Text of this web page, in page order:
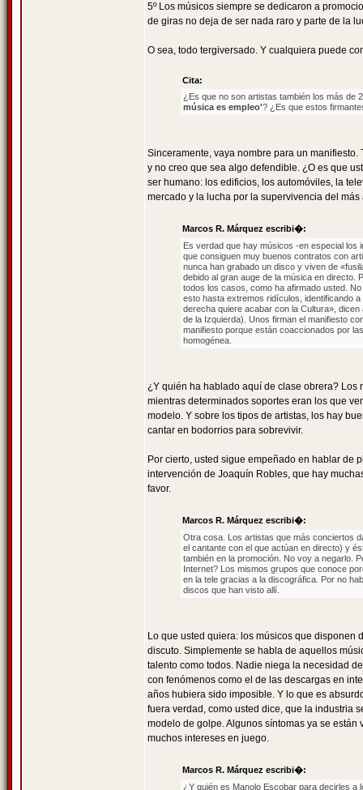
5º Los músicos siempre se dedicaron a
de giras no deja de ser nada raro y parte de la
O sea, todo tergiversado. Y cualquiera puede
Cita:
¿Es que no son artistas también los más de
música es empleo'? ¿Es que estos
Sinceramente, vaya nombre para un
y no creo que sea algo defendible. ¿O es que
ser humano: los edificios, los automóviles, la
mercado y la lucha por la supervivencia del
Marcos R. Márquez escribi�:
Es verdad que hay músicos -en especial
que consiguen muy buenos contratos con
nunca han grabado un disco y viven de
debido al gran auge de la música en directo.
todos los casos, como ha afirmado usted.
esto hasta extremos ridículos, identificando
derecha quiere acabar con la Cultura»,
de la Izquierda). Unos firman el manifiesto
manifiesto porque están coaccionados por
homogénea.
¿Y quién ha hablado aquí de clase obrera? Los
mientras determinados soportes eran los que
modelo. Y sobre los tipos de artistas, los hay
cantar en bodorrios para sobrevivir.
Por cierto, usted sigue empeñado en hablar de
intervención de Joaquín Robles, que hay
favor.
Marcos R. Márquez escribi�:
Otra cosa. Los artistas que más conciertos
el cantante con el que actúan en directo) y
también en la promoción. No voy a negarlo.
Internet? Los mismos grupos que conoce
en la tele gracias a la discográfica. Por no
discos que han visto allí.
Lo que usted quiera: los músicos que disponen
discuto. Simplemente se habla de aquellos
talento como todos. Nadie niega la necesidad
con fenómenos como el de las descargas en
años hubiera sido imposible. Y lo que es
fuera verdad, como usted dice, que la industria
modelo de golpe. Algunos síntomas ya se
muchos intereses en juego.
Marcos R. Márquez escribi�:
¿Y quién es Manolo Escobar para decirles a